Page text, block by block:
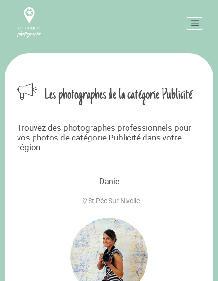
Les photographes de la catégorie Publicité
Trouvez des photographes professionnels pour
vos photos de catégorie Publicité dans votre
région.
Danie
St Pée Sur Nivelle